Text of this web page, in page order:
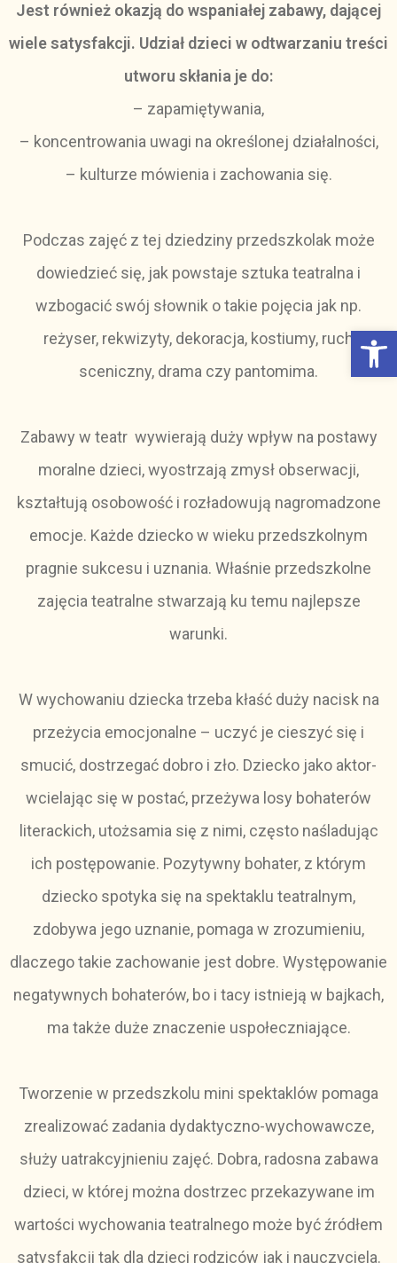
Otwórz Pasek narzędzi
Jest również okazją do wspaniałej zabawy, dającej
wiele satysfakcji. Udział dzieci w odtwarzaniu treści
utworu skłania je do:
– zapamiętywania,
– koncentrowania uwagi na określonej działalności,
– kulturze mówienia i zachowania się.
Podczas zajęć z tej dziedziny przedszkolak może
dowiedzieć się, jak powstaje sztuka teatralna i
wzbogacić swój słownik o takie pojęcia jak np.
reżyser, rekwizyty, dekoracja, kostiumy, ruch
sceniczny, drama czy pantomima.
Zabawy w teatr wywierają duży wpływ na postawy
moralne dzieci, wyostrzają zmysł obserwacji,
kształtują osobowość i rozładowują nagromadzone
emocje. Każde dziecko w wieku przedszkolnym
pragnie sukcesu i uznania. Właśnie przedszkolne
zajęcia teatralne stwarzają ku temu najlepsze
warunki.
W wychowaniu dziecka trzeba kłaść duży nacisk na
przeżycia emocjonalne – uczyć je cieszyć się i
smucić, dostrzegać dobro i zło. Dziecko jako aktor-
wcielając się w postać, przeżywa losy bohaterów
literackich, utożsamia się z nimi, często naśladując
ich postępowanie. Pozytywny bohater, z którym
dziecko spotyka się na spektaklu teatralnym,
zdobywa jego uznanie, pomaga w zrozumieniu,
dlaczego takie zachowanie jest dobre. Występowanie
negatywnych bohaterów, bo i tacy istnieją w bajkach,
ma także duże znaczenie uspołeczniające.
Tworzenie w przedszkolu mini spektaklów pomaga
zrealizować zadania dydaktyczno-wychowawcze,
służy uatrakcyjnieniu zajęć. Dobra, radosna zabawa
dzieci, w której można dostrzec przekazywane im
wartości wychowania teatralnego może być źródłem
satysfakcji tak dla dzieci rodziców jak i nauczyciela.